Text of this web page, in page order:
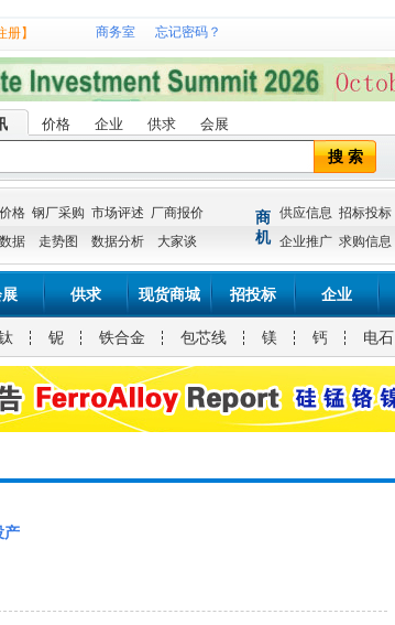
册】 商务室 忘记密码？
价格 企业 供求 会展
搜 索
格 钢厂采购 市场评述 厂商报价
据
走势图 数据分析 大家谈
商
机
供应信息 招标投标
企业推广 求购信息
供求 现货商城 招投标 企业
铌 铁合金 包芯线 镁 钙 电石
产